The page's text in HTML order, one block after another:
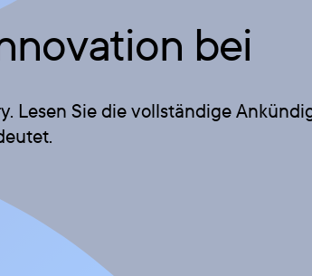
bei
Lesen Sie die vollständige